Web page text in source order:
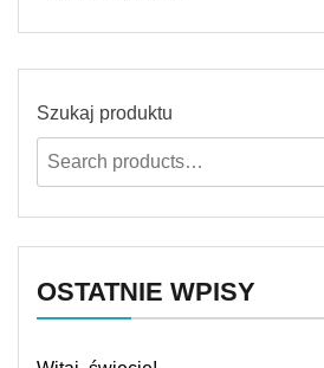
Szukaj produktu
OSTATNIE WPISY